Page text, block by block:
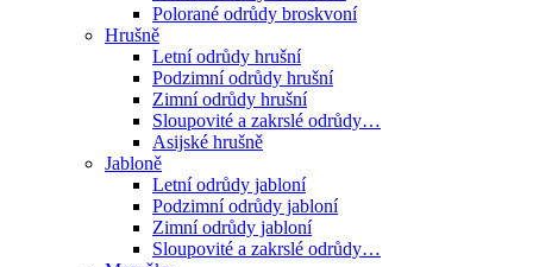
Polorané odrůdy broskvoní
Hrušně
Letní odrůdy hrušní
Podzimní odrůdy hrušní
Zimní odrůdy hrušní
Sloupovité a zakrslé odrůdy…
Asijské hrušně
Jabloně
Letní odrůdy jabloní
Podzimní odrůdy jabloní
Zimní odrůdy jabloní
Sloupovité a zakrslé odrůdy…